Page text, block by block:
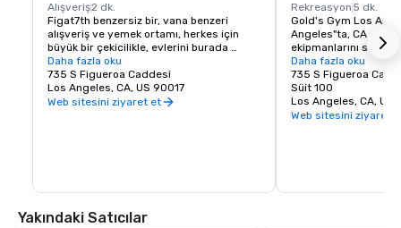
Alışveriş2 dk.
Figat7th benzersiz bir, vana benzeri
alışveriş ve yemek ortamı, herkes için
büyük bir çekicilikle, evlerini burada
yapan kentsel sofistike kişilerden, işe
giren yüz binlerce profesyonelin.
LA şehir merkezinin tam kalbinde hem bir
tedavi hem de geri çekilme, Figat7th
Daha fazla oku
735 S Figueroa Caddesi
Los Angeles, CA, US 90017
Web sitesini ziyaret et
Rekreasyon 5 dk.
Gold's Gym Los
Angeles"ta, CA en
ekipmanlarını
gibi, merdiven
koşu bantları ve
sıra eksiksiz bir
yüksek teknoloji
ekipmanı.
Daha fazla oku
735 S Figueroa
Süit 100
Los Angeles, CA, US
Web sitesini ziyaret
Yakındaki Satıcılar